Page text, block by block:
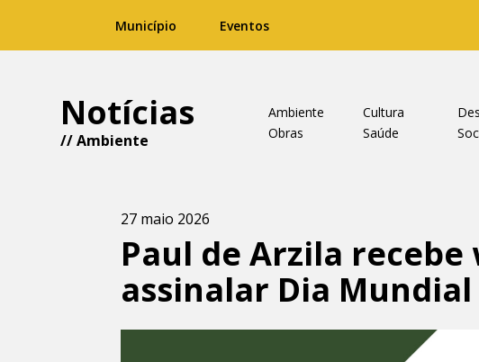
Município Eventos
Notícias
//Ambiente
Ambiente Cultura
Obras
Saúde
27 maio 2026
Paul de Arzila
assinalar Dia